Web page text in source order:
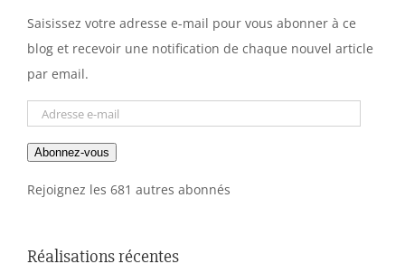
Saisissez votre adresse e-mail pour vous abonner à ce
blog et recevoir une notification de chaque nouvel article
par email.
Adresse
mail
Abonnez-vous
Rejoignez les 681 autres abonnés
Réalisations récentes